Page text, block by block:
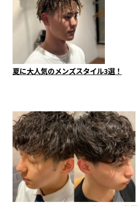
夏に大人気のメンズスタイル3選！